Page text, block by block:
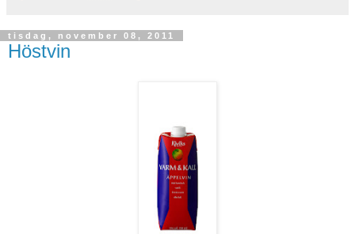
tisdag, november 08, 2011
Höstvin